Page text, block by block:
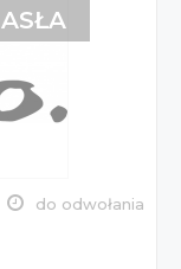
do odwołania